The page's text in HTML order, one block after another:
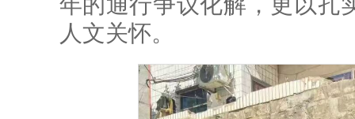
年的通行争议化解，更以扎
人文关怀。